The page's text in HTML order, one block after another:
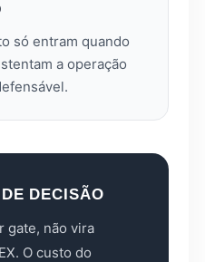
só entram quando
a operação
DECISÃO
gate, não vira
O custo do